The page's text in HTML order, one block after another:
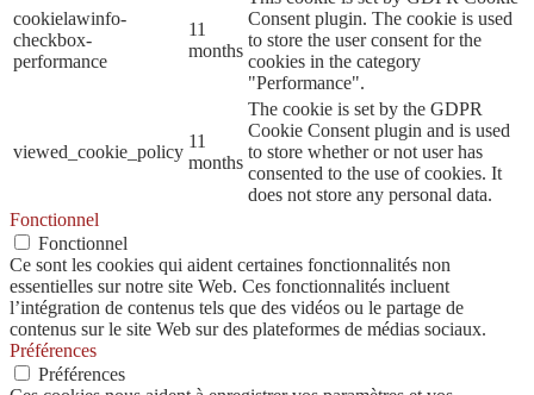
cookielawinfo-
checkbox-
performance
11
months
Consent plugin. The cookie is used
to store the user consent for the
cookies in the category
"Performance".
viewed_cookie_policy
11
months
The cookie is set by the GDPR
Cookie Consent plugin and is used
to store whether or not user has
consented to the use of cookies. It
does not store any personal data.
Fonctionnel
Fonctionnel
Ce sont les cookies qui aident certaines fonctionnalités non
essentielles sur notre site Web. Ces fonctionnalités incluent
l’intégration de contenus tels que des vidéos ou le partage de
contenus sur le site Web sur des plateformes de médias sociaux.
Préférences
Préférences